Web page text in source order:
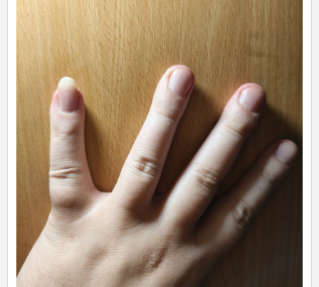
FÓRUM
STATUSY
BLOGY
OBRÁZKY
ĽUDIA
MÔJ PROFIL
NASTAVENIA
ROLETA